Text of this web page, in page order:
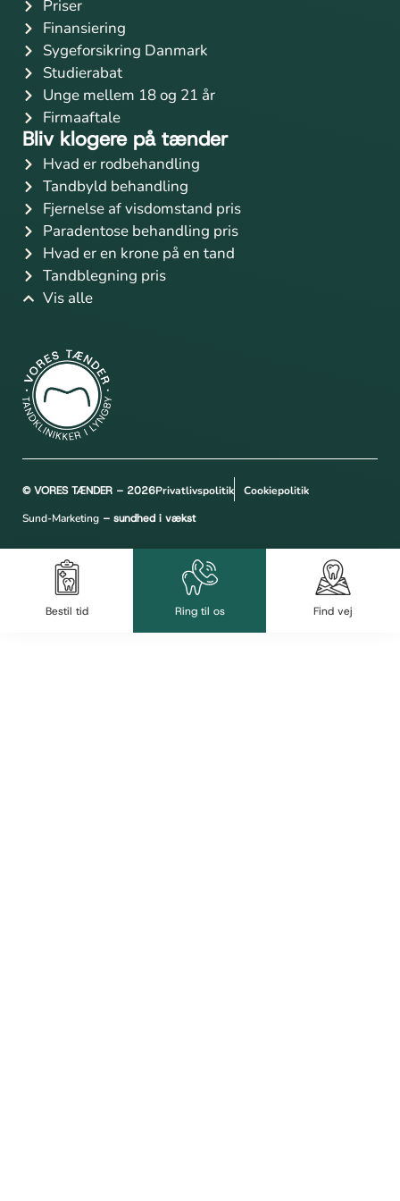
Priser
Finansiering
Sygeforsikring Danmark
Studierabat
Unge mellem 18 og 21 år
Firmaaftale
Bliv klogere på tænder
Hvad er rodbehandling
Tandbyld behandling
Fjernelse af visdomstand pris
Paradentose behandling pris
Hvad er en krone på en tand
Tandblegning pris
Vis alle
© VORES TÆNDER – 2026Privatlivspolitik
Cookiepolitik
Sund-Marketing – sundhed i vækst
Bestil tid Ring til os Find vej